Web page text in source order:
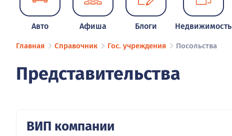
Авто Афиша Блоги Недвижимость
Главная Справочник Гос. учреждения Посольства
Представительства
ВИП компании